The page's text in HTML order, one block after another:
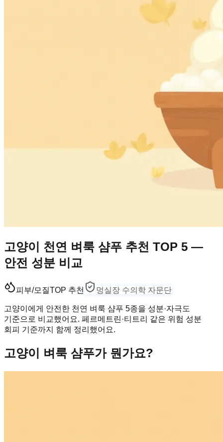
고양이 천연 벼룩 샴푸 추천 TOP 5 —
안전 성분 비교
피부/모질TOP 추천 멍실장 수의학 자문단
고양이에게 안전한 천연 벼룩 샴푸 5종을 성분·자극도
기준으로 비교했어요. 페르메트린·티트리 같은 위험 성분
회피 기준까지 함께 정리했어요.
고양이 벼룩 샴푸가 뭔가요?